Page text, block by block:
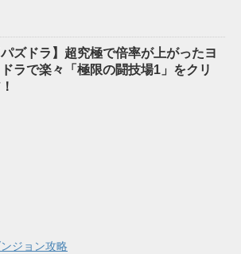
パズドラ】超究極で倍率が上がったヨ
ドラで楽々「極限の闘技場1」をクリ
ジョン攻略